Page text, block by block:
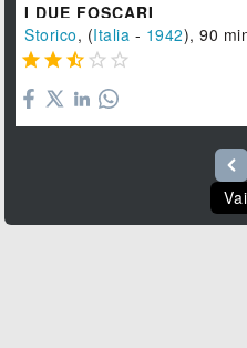
I DUE FOSCARI
Storico, (Italia - 1942), 90
    